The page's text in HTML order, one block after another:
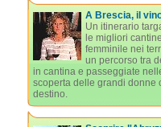
A Brescia, il
Un itinerario
le migliori
femminile nei
un percorso tra
in cantina e passeggiate
scoperta delle grandi donne
destino.